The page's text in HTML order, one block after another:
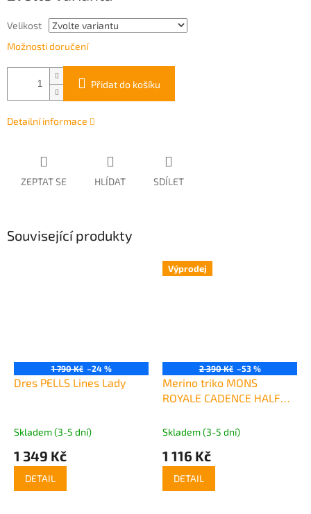
Velikost
Možnosti doručení
Přidat do košíku
Detailní informace
ZEPTAT SE HLÍDAT SDÍLET
Související produkty
1 790 Kč –24 %
Dres PELLS Lines Lady
Skladem (3-5 dní)
1 349 Kč
DETAIL
Výprodej
2 390 Kč –53 %
Merino triko MONS
ROYALE CADENCE HALF
Skladem (3-5 dní)
1 116 Kč
DETAIL